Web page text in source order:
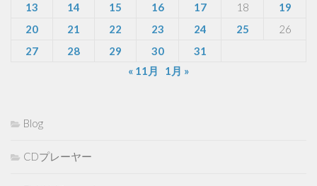
13
14 15 16 17 18
19
20
21 22 23 24 25
26
27
28 29 30
31
« 11月
1月 »
Blog
CDプレーヤー